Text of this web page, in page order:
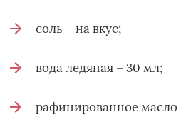
соль – на вкус;
вода ледяная – 30 мл;
рафинированное масло